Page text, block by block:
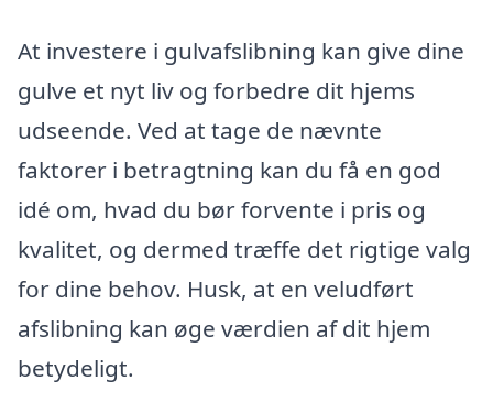
At investere i gulvafslibning kan give dine
gulve et nyt liv og forbedre dit hjems
udseende. Ved at tage de nævnte
faktorer i betragtning kan du få en god
idé om, hvad du bør forvente i pris og
kvalitet, og dermed træffe det rigtige valg
for dine behov. Husk, at en veludført
afslibning kan øge værdien af dit hjem
betydeligt.